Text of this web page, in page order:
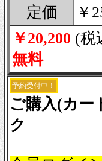
定価
￥
￥20,200 (税
無料
予約受付中！
ご購入(カー
ク